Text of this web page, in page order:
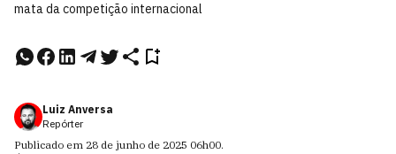
mata da competição internacional
Luiz Anversa
Repórter
Publicado em 28 de junho de 2025 06h00.